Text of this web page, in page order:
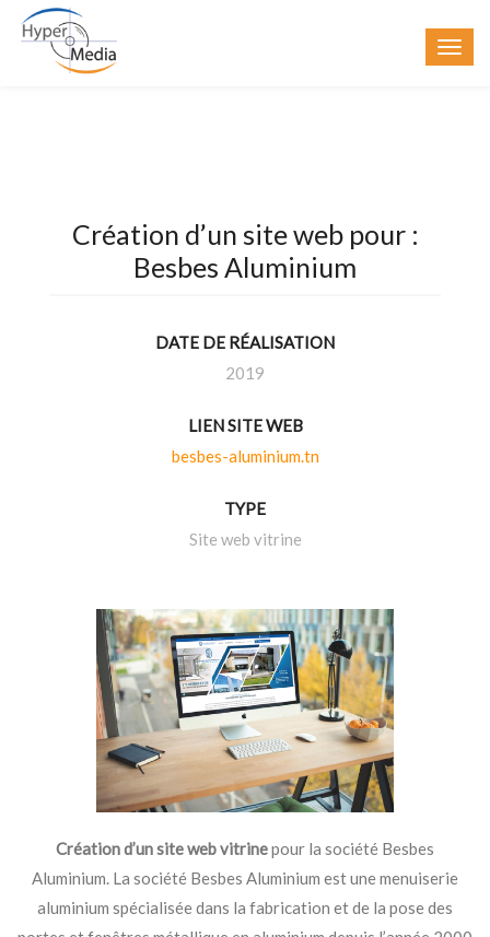
Création d’un site web pour :
Besbes Aluminium
DATE DE RÉALISATION
2019
LIEN SITE WEB
besbes-aluminium.tn
TYPE
Site web vitrine
Création d’un site web vitrinepour la société Besbes
Aluminium. La société Besbes Aluminium est une menuiserie
aluminium spécialisée dans la fabrication et de la pose des